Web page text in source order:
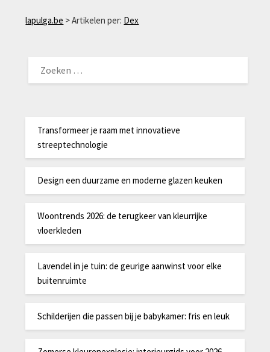
lapulga.be >Artikelen per: Dex
NAAR:
Transformeer je raam met innovatieve
streeptechnologie
Design een duurzame en moderne glazen keuken
Woontrends 2026: de terugkeer van kleurrijke
vloerkleden
Lavendel in je tuin: de geurige aanwinst voor elke
buitenruimte
Schilderijen die passen bij je babykamer: fris en leuk